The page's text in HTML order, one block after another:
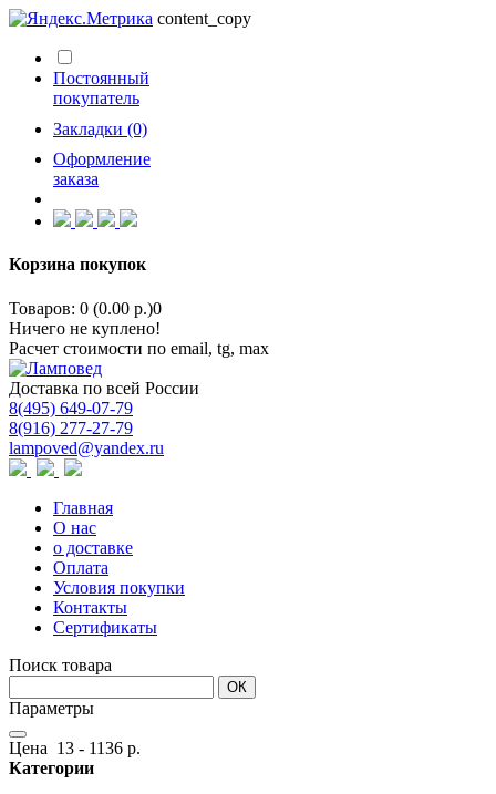
content_copy
Постоянный
покупатель
Закладки (0)
Оформление
заказа
Корзина покупок
Товаров: 0 (0.00 р.)0
Ничего не куплено!
Расчет стоимости по email, tg, max
Доставка по всей России
8(495) 649-07-79
8(916) 277-27-79
lampoved@yandex.ru
Главная
О нас
о доставке
Оплата
Условия покупки
Контакты
Сертификаты
Поиск товара
ОК
Параметры
Цена 13 - 1136 р.
Категории